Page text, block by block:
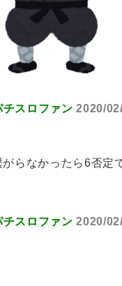
スロファン 2020/
らなかったら6否定
スロファン 2020/